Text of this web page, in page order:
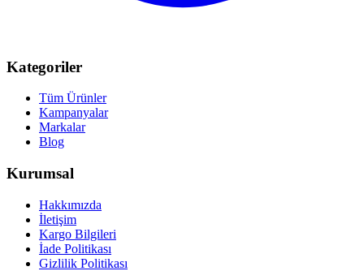
Kategoriler
Tüm Ürünler
Kampanyalar
Markalar
Blog
Kurumsal
Hakkımızda
İletişim
Kargo Bilgileri
İade Politikası
Gizlilik Politikası